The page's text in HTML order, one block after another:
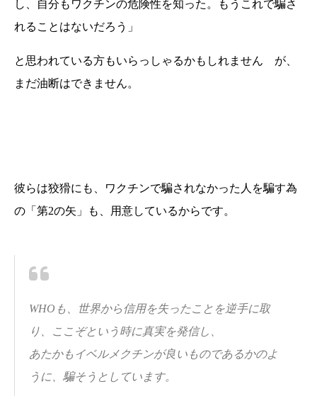
し、自分もワクチンの危険性を知った。もうこれで騙さ
れることはないだろう」
と思われている方もいらっしゃるかもしれません が、
まだ油断はできません。
彼らは狡猾にも、ワクチンで騙されなかった人を騙す為
の「第2の矢」も、用意しているからです。
WHOも、世界から信用を失ったことを逆手に取
り、ここぞという時に真実を発信し、
あたかもイベルメクチンが良いものであるかのよ
うに、騙そうとしています。